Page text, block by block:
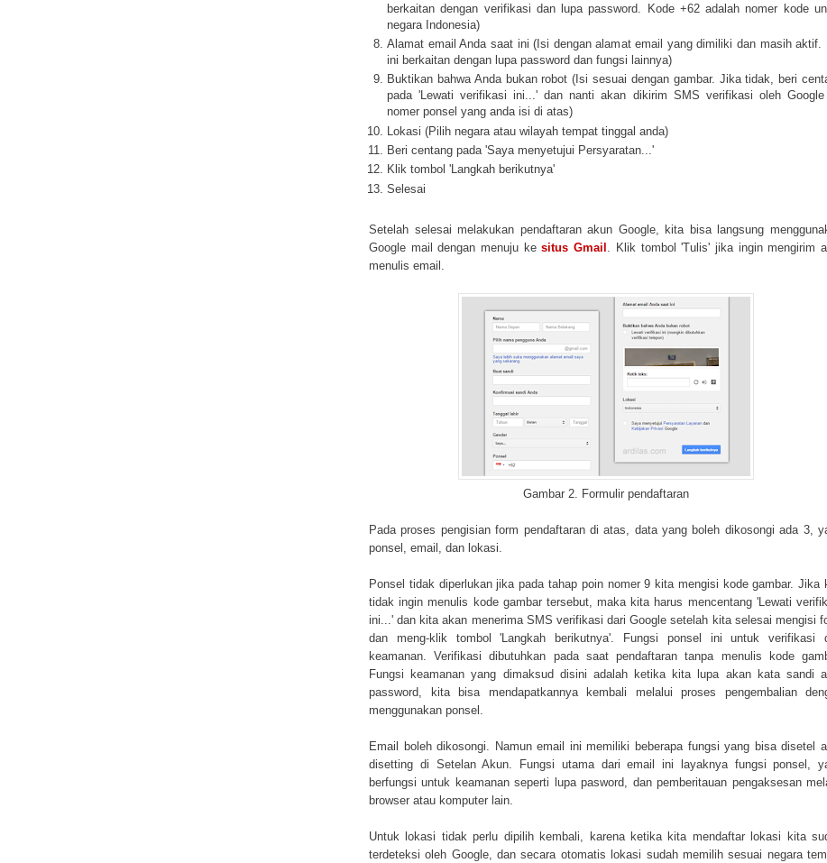
berkaitan dengan verifikasi dan lupa password. Kode +62 adalah nomer kode
negara Indonesia)
Alamat email Anda saat ini (Isi dengan alamat email yang dimiliki dan masih aktif.
ini berkaitan dengan lupa password dan fungsi lainnya)
Buktikan bahwa Anda bukan robot (Isi sesuai dengan gambar. Jika tidak, beri
pada 'Lewati verifikasi ini...' dan nanti akan dikirim SMS verifikasi oleh
nomer ponsel yang anda isi di atas)
Lokasi (Pilih negara atau wilayah tempat tinggal anda)
Beri centang pada 'Saya menyetujui Persyaratan...'
Klik tombol 'Langkah berikutnya'
Selesai
Setelah selesai melakukan pendaftaran akun Google, kita bisa langsung
Google mail dengan menuju kesitus Gmail . Klik tombol 'Tulis' jika ingin mengirim
menulis email.
Gambar 2. Formulir pendaftaran
Pada proses pengisian form pendaftaran di atas, data yang boleh dikosongi ada 3,
ponsel, email, dan lokasi.
Ponsel tidak diperlukan jika pada tahap poin nomer 9 kita mengisi kode gambar. Jika
tidak ingin menulis kode gambar tersebut, maka kita harus mencentang 'Lewati
ini...' dan kita akan menerima SMS verifikasi dari Google setelah kita selesai mengisi
dan meng-klik tombol 'Langkah berikutnya'. Fungsi ponsel ini untuk verifikasi
keamanan. Verifikasi dibutuhkan pada saat pendaftaran tanpa menulis kode
Fungsi keamanan yang dimaksud disini adalah ketika kita lupa akan kata sandi
password, kita bisa mendapatkannya kembali melalui proses pengembalian
menggunakan ponsel.
Email boleh dikosongi. Namun email ini memiliki beberapa fungsi yang bisa disetel
disetting di Setelan Akun. Fungsi utama dari email ini layaknya fungsi ponsel,
berfungsi untuk keamanan seperti lupa pasword, dan pemberitauan pengaksesan
browser atau komputer lain.
Untuk lokasi tidak perlu dipilih kembali, karena ketika kita mendaftar lokasi kita
terdeteksi oleh Google, dan secara otomatis lokasi sudah memilih sesuai negara